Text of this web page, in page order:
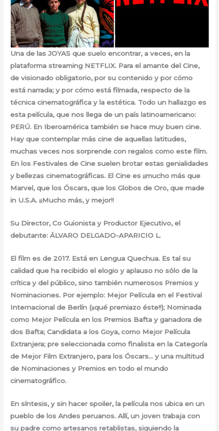
Una de las JOYAS que suelo encontrar, a veces, en la
plataforma streaming NETFLIX. Para el amante del Cine,
de visionado obligatorio, por su contenido y por cómo
está narrada; y por cómo está filmada, respecto de la
técnica cinematográfica y la estética. Todo un hallazgo es
esta película, que nos llega de un país latinoamericano:
PERÚ. En Iberoamérica también se hace muy buen cine.
Hay que contemplar más cine de aquellas latitudes,
muchas veces nos sorprende con regalos como este film.
En los Festivales de Cine suelen brotar estas genialidades
y bellezas cinematográficas. El Cine es ¡¡mucho más que
Marvel, que los Óscars, que los Globos de Oro, que made
in U.S.A. ¡¡Mucho más, y mejor!!
Su Director, Co Guionista y Productor Ejecutivo, el
debutante: ÁLVARO DELGADO-APARICIO L.
El film es de 2017. Está en Lengua Quechua. Es tal su
calidad que ha recibido el elogio y aplauso no sólo de la
crítica y del público, sino también numerosos Premios y
Nominaciones. Por ejemplo: Mejor Película en el Festival
Internacional de Berlín (¡¡qué premiazo éste!!); Nominada
como Mejor Película en los Premios Bafta y ganadora de
dos Bafta; Candidata a los Goya, como Mejor Película
Extranjera; pre seleccionada como finalista en la Categoría
de Mejor Film Extranjero, para los Óscars… y una multitud
de Nominaciones y Premios en todo el mundo
cinematográfico.
En síntesis, y sin hacer spoiler, la película nos ubica en un
pueblo de los Andes peruanos. Allí, un joven trabaja con
su padre como artesanos retablistas, siguiendo la